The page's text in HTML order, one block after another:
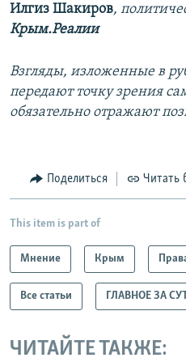
Илгиз Шакиров,
Крым.Реалии
Взгляды, изложенные в
передают точку зрения
обязательно отражают
Поделиться Читать
This item is part of
Мнение Крым
Все статьи ГЛАВНОЕ ЗА
ЧИТАЙТЕ ТАКЖЕ: